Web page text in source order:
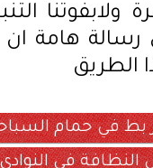
ولابفوتنا
هامة ان
الطريق
في حمام
في النوادي